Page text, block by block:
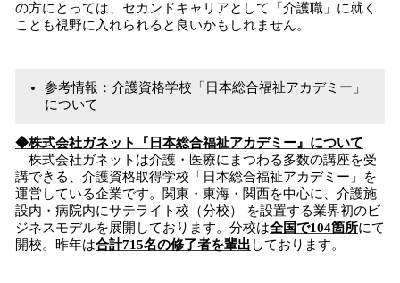
の方にとっては、セカンドキャリアとして「介護職」に就く
ことも視野に入れられると良いかもしれません。
参考情報：介護資格学校「日本総合福祉アカデミー」
について
◆株式会社ガネット『日本総合福祉アカデミー』について
株式会社ガネットは介護・医療にまつわる多数の講座を受
講できる、介護資格取得学校「日本総合福祉アカデミー」を
運営している企業です。関東・東海・関西を中心に、介護施
設内・病院内にサテライト校（分校） を設置する業界初のビ
ジネスモデルを展開しております。分校は全国で104箇所にて
開校。昨年は合計715名の修了者を輩出 しております。